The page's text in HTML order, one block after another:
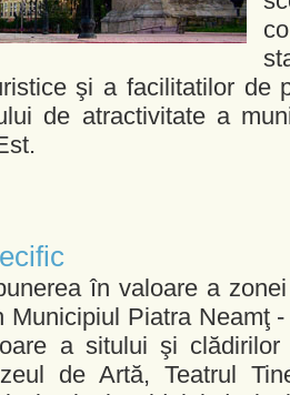
şi a facilitatilor de
de atractivitate a
în valoare a
Municipiul Piatra Neamţ
a sitului şi
de Artă, Teatrul